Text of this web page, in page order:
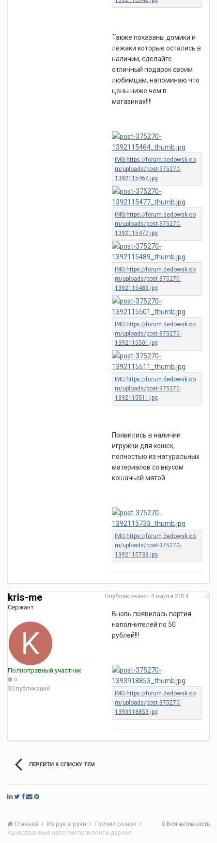
Также показаны домики и
лежаки которые остались в
наличии, сделайте
отличный подарок своим
любимцам, напоминаю что
цены ниже чем в
магазинах!!!!
Появились в наличии
игружки для кошек,
полностью из натуральных
материалов со вкусом
кошачьей мятой.
kris-me
Сержант
Полноправный участник
0
30 публикаций
Опубликовано: 4 марта 2014
Вновь появилась партия
наполнителей по 50
рублей!!!
ПЕРЕЙТИ К СПИСКУ ТЕМ
Вся активность
Главная Из рук в руки
Птичий рынок
Качественные наполнители почти даром!